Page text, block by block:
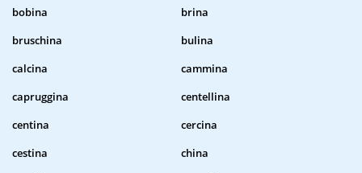
bobina
brina
bruschina
bulina
calcina
cammina
capruggina
centellina
centina
cercina
cestina
china